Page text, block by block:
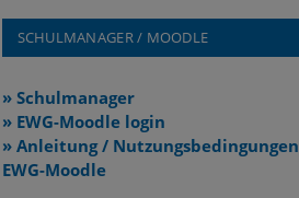
SCHULMANAGER / MOODLE
» Schulmanager
» EWG-Moodle login
» Anleitung / Nutzungsbedingungen
EWG-Moodle